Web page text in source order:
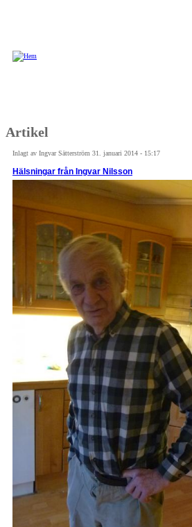
Artikel
Inlagt av Ingvar Sätterström 31. januari 2014 - 15:17
Hälsningar från Ingvar Nilsson